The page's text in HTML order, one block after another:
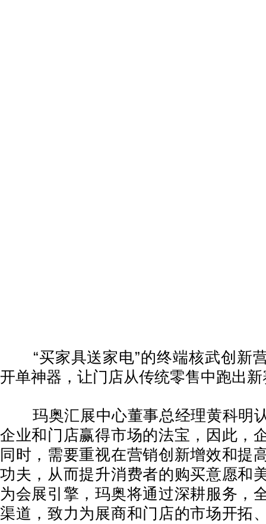
“买家具送家电”的终端核武创新
开单神器，让门店从传统零售中跑出
玛奥汇展中心董事总经理黄科明
企业和门店赢得市场的法宝，因此，
同时，需要重视在营销创新增效和提
功夫，从而提升消费者的购买意愿和
为会展引擎，玛奥将通过深耕服务，
渠道，致力为展商和门店的市场开拓